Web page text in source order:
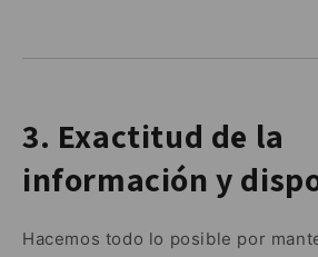
3. Exactitud de la
información y
Hacemos todo lo posible por